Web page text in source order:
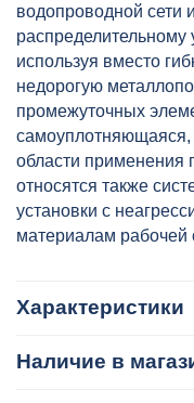
водопроводной сети
распределительному
используя вместо
недорогую
промежуточных
самоуплотняющаяся,
области применения
относятся также
установки с
материалам рабочей
Характеристики
Наличие в